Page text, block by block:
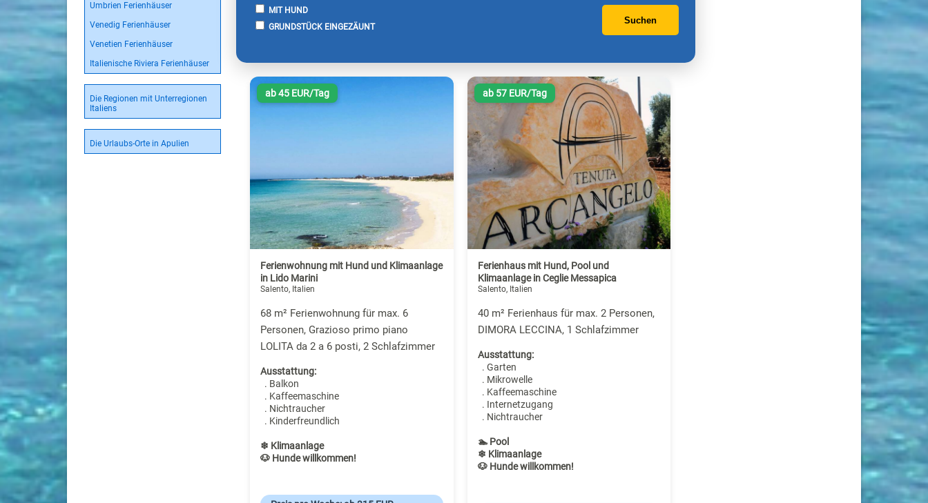
Umbrien Ferienhäuser
Venedig Ferienhäuser
Venetien Ferienhäuser
Italienische Riviera Ferienhäuser
Die Regionen mit Unterregionen
Italiens
Die Urlaubs-Orte in Apulien
MIT HUND
GRUNDSTÜCK EINGEZÄUNT
Suchen
ab 45 EUR/Tag
Ferienwohnung mit Hund und Klimaanlage
in Lido Marini
Salento, Italien
68 m² Ferienwohnung für max. 6
Personen, Grazioso primo piano
LOLITA da 2 a 6 posti, 2 Schlafzimmer
Ausstattung:
. Balkon
. Kaffeemaschine
. Nichtraucher
. Kinderfreundlich
❄ Klimaanlage
🐶 Hunde willkommen!
ab 57 EUR/Tag
Ferienhaus mit Hund, Pool und
Klimaanlage in Ceglie Messapica
Salento, Italien
40 m² Ferienhaus für max. 2 Personen,
DIMORA LECCINA, 1 Schlafzimmer
Ausstattung:
. Garten
. Mikrowelle
. Kaffeemaschine
. Internetzugang
. Nichtraucher
🏊 Pool
❄ Klimaanlage
🐶 Hunde willkommen!